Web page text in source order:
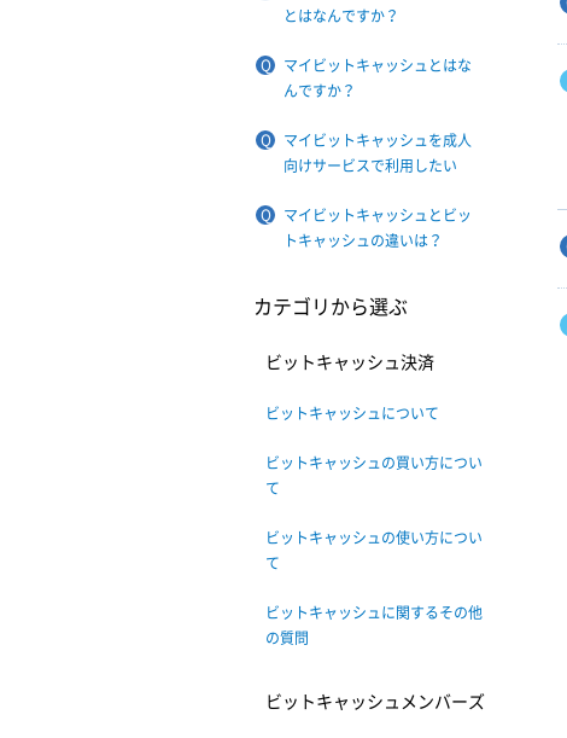
とはなんですか？
マイビットキャッシュとはな
んですか？
マイビットキャッシュを成人
向けサービスで利用したい
マイビットキャッシュとビッ
トキャッシュの違いは？
カテゴリから選ぶ
ビットキャッシュ決済
ビットキャッシュについて
ビットキャッシュの買い方につい
て
ビットキャッシュの使い方につい
て
ビットキャッシュに関するその他
の質問
ビットキャッシュメンバーズ